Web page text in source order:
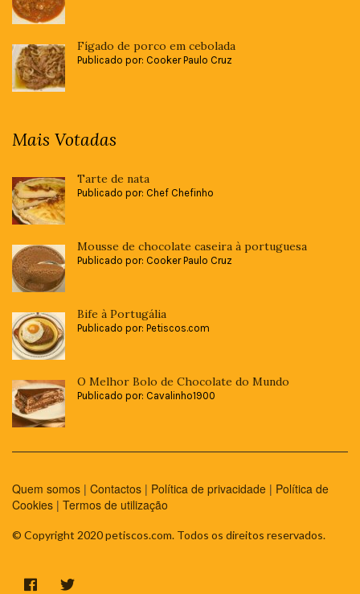
Fígado de porco em cebolada
Publicado por: Cooker Paulo Cruz
Mais Votadas
Tarte de nata
Publicado por: Chef Chefinho
Mousse de chocolate caseira à portuguesa
Publicado por: Cooker Paulo Cruz
Bife à Portugália
Publicado por: Petiscos.com
O Melhor Bolo de Chocolate do Mundo
Publicado por: Cavalinho1900
Quem somos | Contactos | Política de privacidade | Política de
Cookies | Termos de utilização
© Copyright 2020 petiscos.com. Todos os direitos reservados.